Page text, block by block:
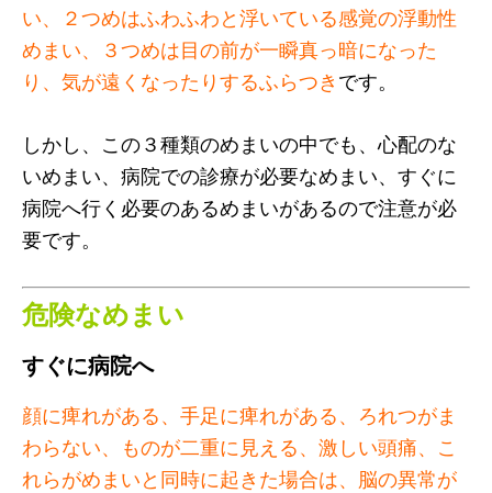
い、２つめはふわふわと浮いている感覚の浮動性
めまい、３つめは目の前が一瞬真っ暗になった
り、気が遠くなったりするふらつき です。
しかし、この３種類のめまいの中でも、心配のな
いめまい、病院での診療が必要なめまい、すぐに
病院へ行く必要のあるめまいがあるので注意が必
要です。
危険なめまい
すぐに病院へ
顔に痺れがある、手足に痺れがある、ろれつがま
わらない、ものが二重に見える、激しい頭痛、こ
れらがめまいと同時に起きた場合は、脳の異常が